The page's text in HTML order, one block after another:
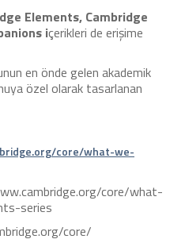
Elements, Cambridge
içerikleri de erişime
en önde gelen akademik
özel olarak tasarlanan
core/what-we-
core/what-
series
core/